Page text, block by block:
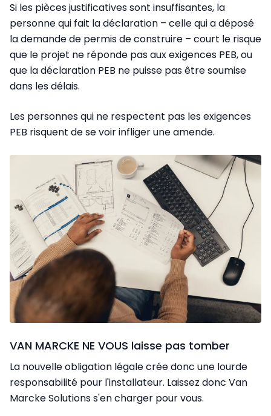
Si les pièces justificatives sont insuffisantes, la
personne qui fait la déclaration – celle qui a déposé
la demande de permis de construire – court le risque
que le projet ne réponde pas aux exigences PEB, ou
que la déclaration PEB ne puisse pas être soumise
dans les délais.
Les personnes qui ne respectent pas les exigences
PEB risquent de se voir infliger une amende.
VAN MARCKE NE VOUS laisse pas tomber
La nouvelle obligation légale crée donc une lourde
responsabilité pour l'installateur. Laissez donc Van
Marcke Solutions s'en charger pour vous.